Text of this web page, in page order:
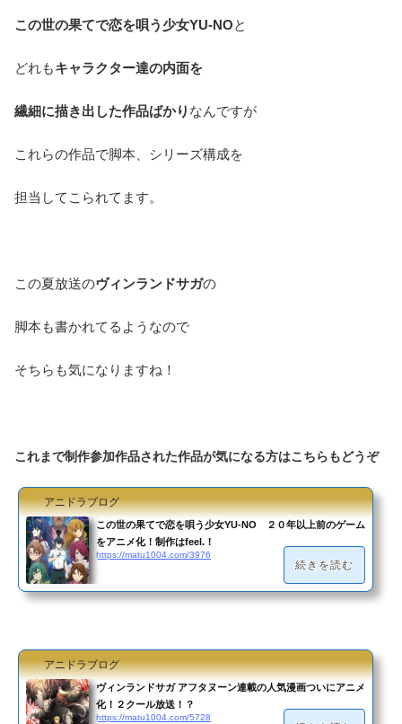
この世の果てで恋を唄う少女YU-NOと
どれもキャラクター達の内面を
繊細に描き出した作品ばかり なんですが
これらの作品で脚本、シリーズ構成を
担当してこられてます。
この夏放送のヴィンランドサガの
脚本も書かれてるようなので
そちらも気になりますね！
これまで制作参加作品された作品が気になる方はこちらもどうぞ
アニドラブログ
この世の果てで恋を唄う少女YU-NO ２０年以上前のゲーム
をアニメ化！制作はfeel.！
https://matu1004.com/3976
続きを読む
アニドラブログ
ヴィンランドサガ アフタヌーン連載の人気漫画ついにアニメ
化！２クール放送！？
https://matu1004.com/5728